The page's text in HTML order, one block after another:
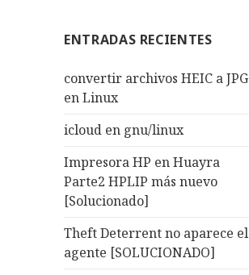
ENTRADAS RECIENTES
convertir archivos HEIC a JPG
en Linux
icloud en gnu/linux
Impresora HP en Huayra
Parte2 HPLIP más nuevo
[Solucionado]
Theft Deterrent no aparece el
agente [SOLUCIONADO]